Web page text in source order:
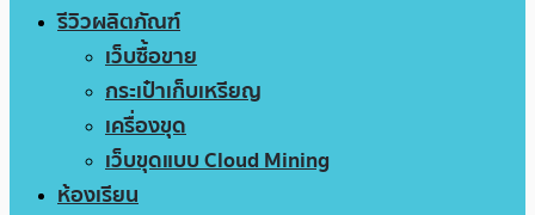
รีวิวผลิตภัณฑ์
เว็บซื้อขาย
กระเป๋าเก็บเหรียญ
เครื่องขุด
เว็บขุดแบบ Cloud Mining
ห้องเรียน